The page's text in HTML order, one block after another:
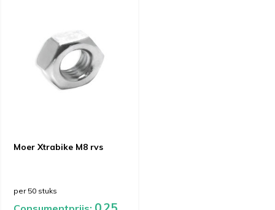
Moer Xtrabike M8 rvs
per 50 stuks